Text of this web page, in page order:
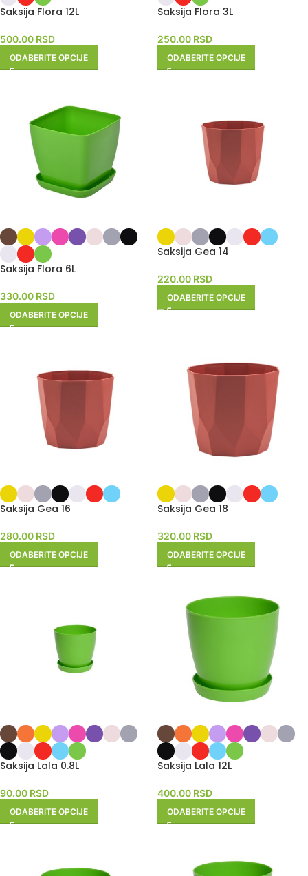
Saksija Flora 12L
500.00 RSD
ODABERITE OPCIJE
Saksija Flora 3L
250.00 RSD
ODABERITE OPCIJE
Saksija Flora 6L
330.00 RSD
ODABERITE OPCIJE
Saksija Gea 14
220.00 RSD
ODABERITE OPCIJE
Saksija Gea 16
280.00 RSD
ODABERITE OPCIJE
Saksija Gea 18
320.00 RSD
ODABERITE OPCIJE
Saksija Lala 0.8L
90.00 RSD
ODABERITE OPCIJE
Saksija Lala 12L
400.00 RSD
ODABERITE OPCIJE